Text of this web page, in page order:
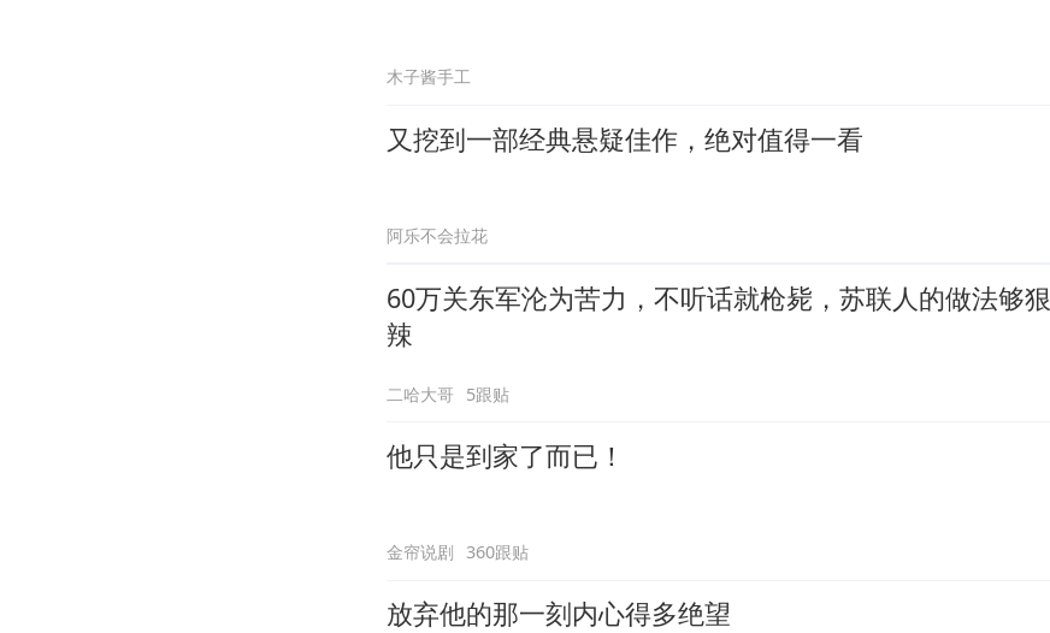
木子酱手工
又挖到一部经典悬疑佳作，绝对值得一看
阿乐不会拉花
60万关东军沦为苦力，不听话就枪毙，苏联人的做法够狠
辣
二哈大哥 5跟贴
他只是到家了而已！
金帘说剧 360跟贴
放弃他的那一刻内心得多绝望